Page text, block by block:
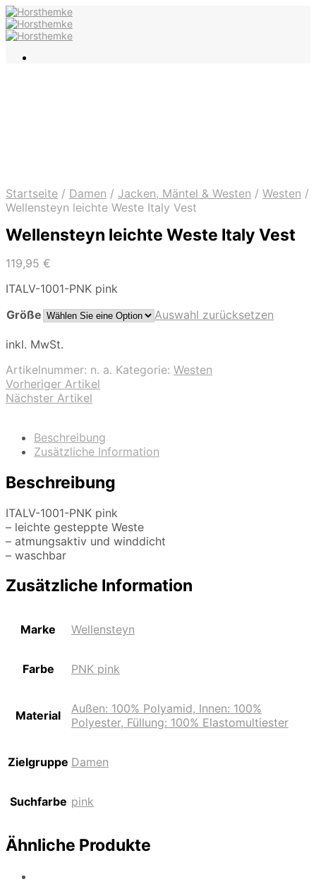
Startseite / Damen / Jacken, Mäntel & Westen / Westen /
Wellensteyn leichte Weste Italy Vest
Wellensteyn leichte Weste Italy Vest
119,95 €
ITALV-1001-PNK pink
Größe
Auswahl zurücksetzen
inkl. MwSt.
Artikelnummer: n. a. Kategorie: Westen
Vorheriger Artikel
Nächster Artikel
Beschreibung
Zusätzliche Information
Beschreibung
ITALV-1001-PNK pink
– leichte gesteppte Weste
– atmungsaktiv und winddicht
– waschbar
Zusätzliche Information
Marke Wellensteyn
Farbe PNK pink
Material
Außen: 100% Polyamid, Innen: 100%
Polyester, Füllung: 100% Elastomultiester
Zielgruppe Damen
Suchfarbe pink
Ähnliche Produkte